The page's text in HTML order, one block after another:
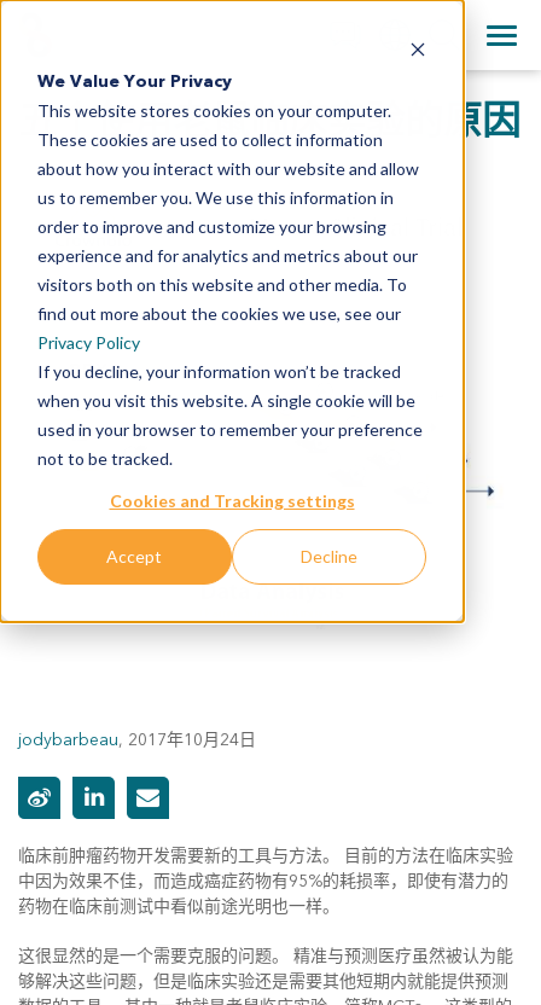
We Value Your Privacy
This website stores cookies on your computer.
These cookies are used to collect information
about how you interact with our website and allow
us to remember you. We use this information in
order to improve and customize your browsing
experience and for analytics and metrics about our
visitors both on this website and other media. To
find out more about the cookies we use, see our
Privacy Policy
If you decline, your information won’t be tracked
when you visit this website. A single cookie will be
used in your browser to remember your preference
not to be tracked.
Cookies and Tracking settings
Accept Decline
English
日本語
简体中文
All Contact Information
五个使用老鼠临床实验的原因
jodybarbeau, 2017年10月24日
临床前肿瘤药物开发需要新的工具与方法。 目前的方法在临床实验
中因为效果不佳，而造成癌症药物有95%的耗损率，即使有潜力的
药物在临床前测试中看似前途光明也一样。
这很显然的是一个需要克服的问题。 精准与预测医疗虽然被认为能
够解决这些问题，但是临床实验还是需要其他短期内就能提供预测